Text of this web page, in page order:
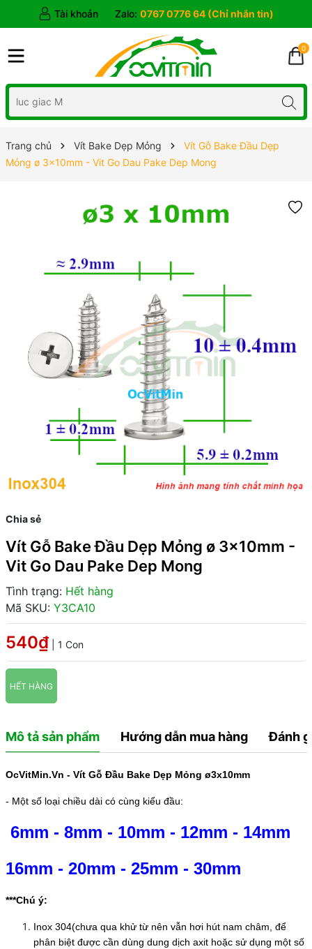
Tài khoản Zalo: 0767 0776 64 (Chỉ nhắn tin)
0
Trang chủ Vít Bake Dẹp Mỏng
Vít Gỗ Bake Đầu Dẹp
Mỏng ø 3x10mm - Vit Go Dau Pake Dep Mong
Chia sẻ
Vít Gỗ Bake Đầu Dẹp Mỏng ø 3x10mm -
Vit Go Dau Pake Dep Mong
Tình trạng: Hết hàng
Mã SKU: Y3CA10
540₫ | 1 Con
HẾT HÀNG
Mô tả sản phẩm Hướng dẫn mua hàng Đánh
OcVitMin.Vn - Vít Gỗ Đầu Bake Dẹp Mỏng ø3x10mm
- Một số loại chiều dài có cùng kiểu đầu:
6mm - 8mm - 10mm - 12mm - 14mm
16mm - 20mm - 25mm - 30mm
***Chú ý:
Inox 304(chưa qua khử từ nên vẫn hơi hút nam châm, để
phân biệt được cần dùng dung dịch axit hoặc sử dụng một số